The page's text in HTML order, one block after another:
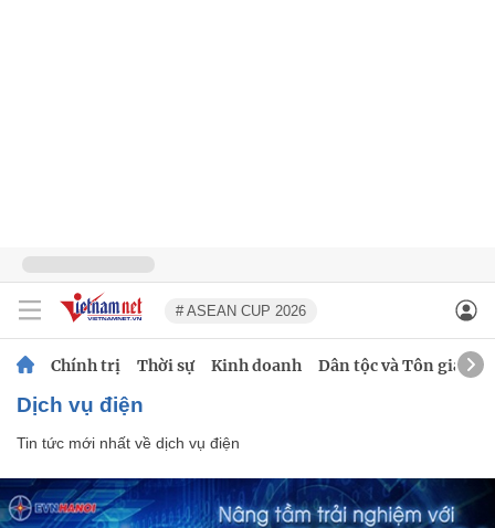
# ASEAN CUP 2026
Chính trị Thời sự Kinh doanh Dân tộc và Tôn giáo
dịch vụ điện
Tin tức mới nhất về dịch vụ điện